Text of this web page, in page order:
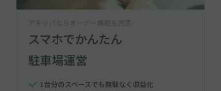
アキッパならオーナー機能も充実
スマホでかんたん
駐車場運営
1台分のスペースでも無駄なく収益化